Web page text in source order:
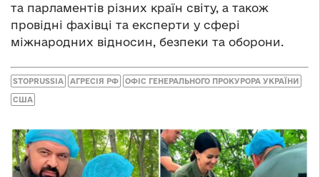
та парламентів різних країн світу, а також
провідні фахівці та експерти у сфері
міжнародних відносин, безпеки та оборони.
STOPRUSSIA АГРЕСІЯ РФ ОФІС ГЕНЕРАЛЬНОГО ПРОКУРОРА УКРАЇНИ
США